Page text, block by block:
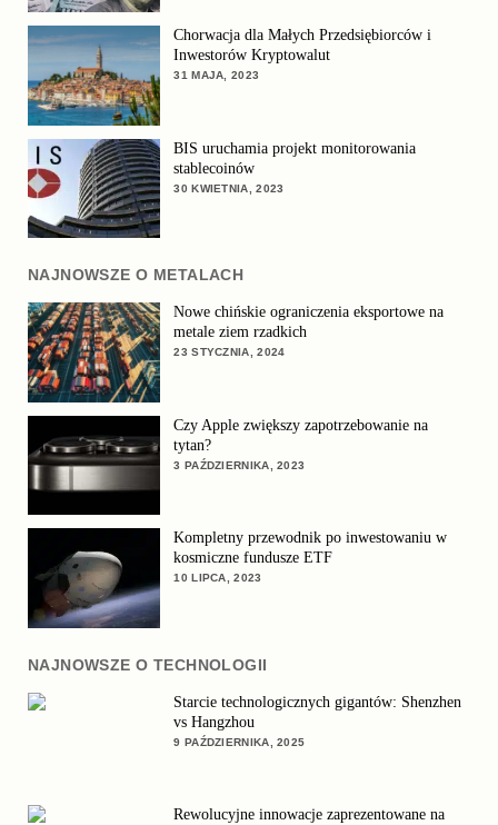
Chorwacja dla Małych Przedsiębiorców i
Inwestorów Kryptowalut
31 MAJA, 2023
BIS uruchamia projekt monitorowania
stablecoinów
30 KWIETNIA, 2023
NAJNOWSZE O METALACH
Nowe chińskie ograniczenia eksportowe na
metale ziem rzadkich
23 STYCZNIA, 2024
Czy Apple zwiększy zapotrzebowanie na
tytan?
3 PAŹDZIERNIKA, 2023
Kompletny przewodnik po inwestowaniu w
kosmiczne fundusze ETF
10 LIPCA, 2023
NAJNOWSZE O TECHNOLOGII
Starcie technologicznych gigantów: Shenzhen
vs Hangzhou
9 PAŹDZIERNIKA, 2025
Rewolucyjne innowacje zaprezentowane na